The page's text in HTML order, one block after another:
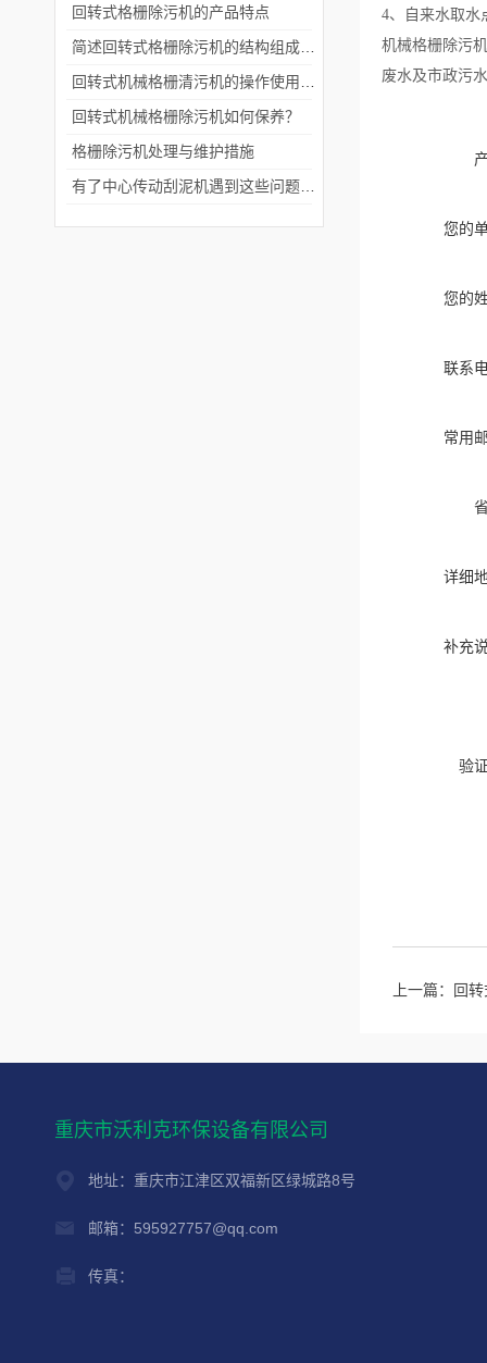
4、自来水取水
机械格栅除污
废水及市政污
您的
您的
联系
常用
详细
补充
验
上一篇： 回
回转式格栅除污机的产品特点
回转式机械格栅除污机如何保养？
格栅除污机处理与维护措施
重庆市沃利克环保设备有限公司
地址：重庆市江津区双福新区绿城路8号
邮箱：595927757@qq.com
传真：